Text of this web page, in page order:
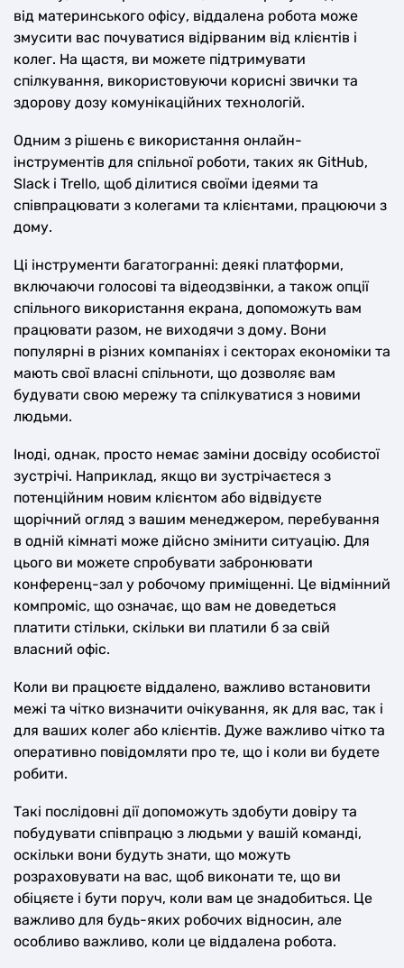
від материнського офісу, віддалена робота може
змусити вас почуватися відірваним від клієнтів і
колег. На щастя, ви можете підтримувати
спілкування, використовуючи корисні звички та
здорову дозу комунікаційних технологій.
Одним з рішень є використання онлайн-
інструментів для спільної роботи, таких як GitHub,
Slack і Trello, щоб ділитися своїми ідеями та
співпрацювати з колегами та клієнтами, працюючи з
дому.
Ці інструменти багатогранні: деякі платформи,
включаючи голосові та відеодзвінки, а також опції
спільного використання екрана, допоможуть вам
працювати разом, не виходячи з дому. Вони
популярні в різних компаніях і секторах економіки та
мають свої власні спільноти, що дозволяє вам
будувати свою мережу та спілкуватися з новими
людьми.
Іноді, однак, просто немає заміни досвіду особистої
зустрічі. Наприклад, якщо ви зустрічаєтеся з
потенційним новим клієнтом або відвідуєте
щорічний огляд з вашим менеджером, перебування
в одній кімнаті може дійсно змінити ситуацію. Для
цього ви можете спробувати забронювати
конференц-зал у робочому приміщенні. Це відмінний
компроміс, що означає, що вам не доведеться
платити стільки, скільки ви платили б за свій
власний офіс.
Коли ви працюєте віддалено, важливо встановити
межі та чітко визначити очікування, як для вас, так і
для ваших колег або клієнтів. Дуже важливо чітко та
оперативно повідомляти про те, що і коли ви будете
робити.
Такі послідовні дії допоможуть здобути довіру та
побудувати співпрацю з людьми у вашій команді,
оскільки вони будуть знати, що можуть
розраховувати на вас, щоб виконати те, що ви
обіцяєте і бути поруч, коли вам це знадобиться. Це
важливо для будь-яких робочих відносин, але
особливо важливо, коли це віддалена робота.